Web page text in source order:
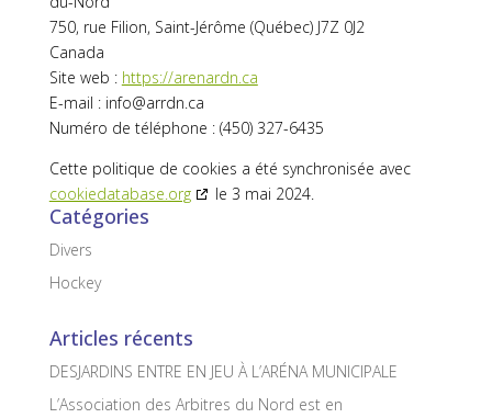
750, rue Filion, Saint-Jérôme (Québec) J7Z 0J2
Canada
Site web : https://arenardn.ca
E-mail : info@arrdn.ca
Numéro de téléphone : (450) 327-6435
Cette politique de cookies a été synchronisée avec
cookiedatabase.org
le 3 mai 2024.
Catégories
Divers
Hockey
Articles récents
DESJARDINS ENTRE EN JEU À L’ARÉNA MUNICIPALE
L’Association des Arbitres du Nord est en